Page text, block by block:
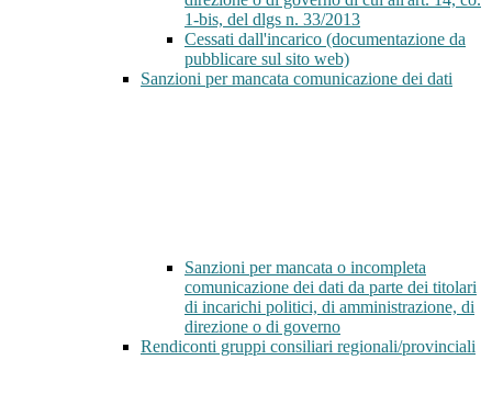
1-bis, del dlgs n. 33/2013
Cessati dall'incarico (documentazione da
pubblicare sul sito web)
Sanzioni per mancata comunicazione dei dati
Sanzioni per mancata o incompleta
comunicazione dei dati da parte dei titolari
di incarichi politici, di amministrazione, di
direzione o di governo
Rendiconti gruppi consiliari regionali/provinciali